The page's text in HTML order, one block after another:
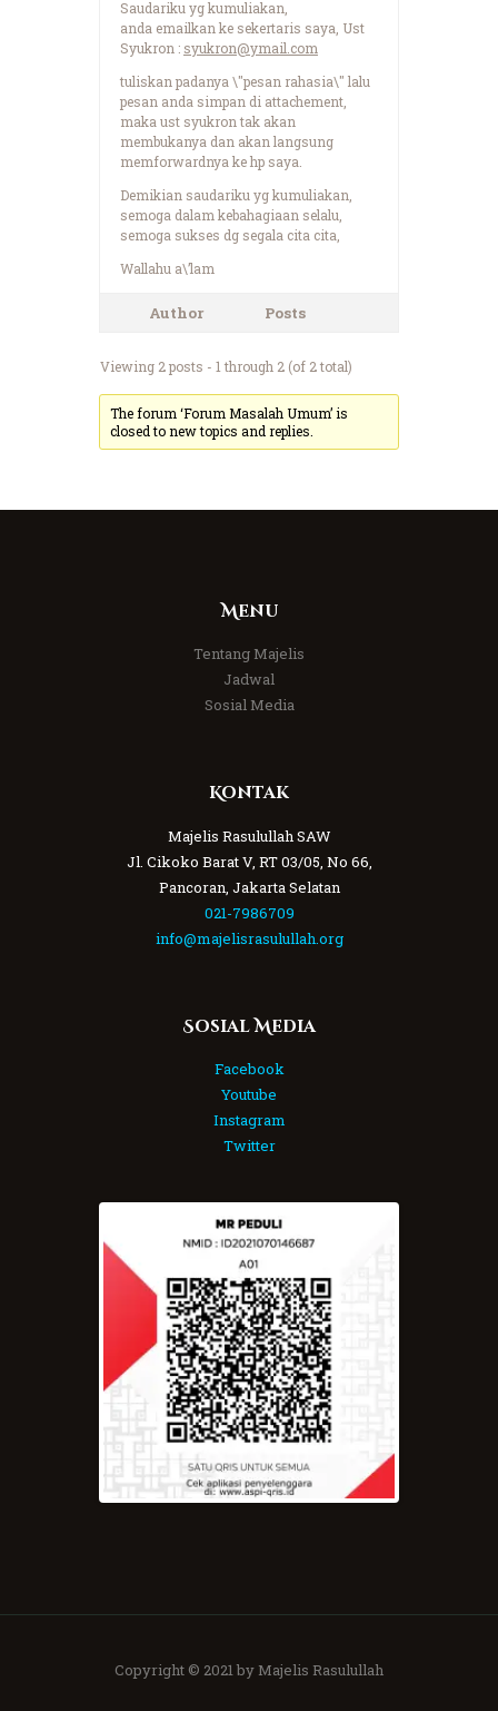
Saudariku yg kumuliakan,
anda emailkan ke sekertaris saya, Ust
Syukron : syukron@ymail.com
tuliskan padanya \"pesan rahasia\" lalu
pesan anda simpan di attachement,
maka ust syukron tak akan
membukanya dan akan langsung
memforwardnya ke hp saya.
Demikian saudariku yg kumuliakan,
semoga dalam kebahagiaan selalu,
semoga sukses dg segala cita cita,
Wallahu a\’lam
Author Posts
Viewing 2 posts - 1 through 2 (of 2 total)
The forum ‘Forum Masalah Umum’ is
closed to new topics and replies.
Menu
Tentang Majelis
Jadwal
Sosial Media
Kontak
Majelis Rasulullah SAW
Jl. Cikoko Barat V, RT 03/05, No 66,
Pancoran, Jakarta Selatan
021-7986709
info@majelisrasulullah.org
Sosial Media
Facebook
Youtube
Instagram
Twitter
Copyright © 2021 by Majelis Rasulullah